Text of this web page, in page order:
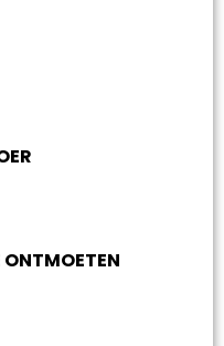
ONTMOETEN